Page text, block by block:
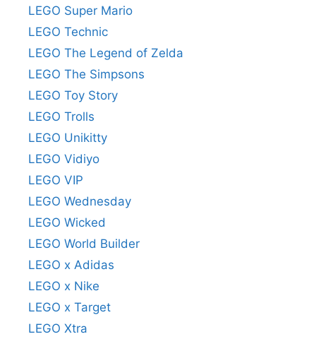
LEGO Super Mario
LEGO Technic
LEGO The Legend of Zelda
LEGO The Simpsons
LEGO Toy Story
LEGO Trolls
LEGO Unikitty
LEGO Vidiyo
LEGO VIP
LEGO Wednesday
LEGO Wicked
LEGO World Builder
LEGO x Adidas
LEGO x Nike
LEGO x Target
LEGO Xtra